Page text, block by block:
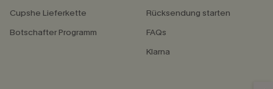
Cupshe Lieferkette
Botschafter Programm
Rücksendung starten
FAQs
Klarna